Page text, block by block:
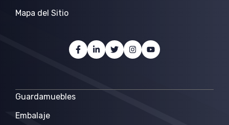
Mapa del Sitio
Guardamuebles
Embalaje